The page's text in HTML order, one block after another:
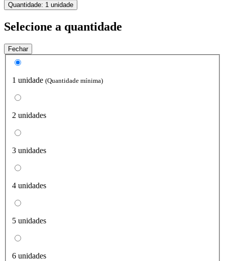
Quantidade: 1 unidade
Selecione a quantidade
Fechar
1 unidade (Quantidade mínima)
2 unidades
3 unidades
4 unidades
5 unidades
6 unidades